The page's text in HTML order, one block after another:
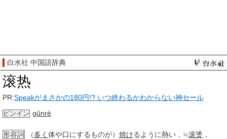
白水社 中国語辞典
滚热
PR:Speakがまさかの180円!? いつ終わるかわからない神セール
ピンイン gǔnrè
形容詞 （多く 体や口にするものが） 焼けるように熱い．≒滚烫 ．